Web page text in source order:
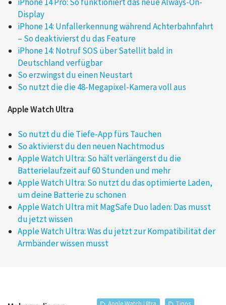
Display
iPhone 14: Unfallerkennung während Achterbahnfahrt
– So deaktivierst du das Feature
iPhone 14: Notruf SOS über Satellit bald in
Deutschland verfügbar
So erzwingst du einen Neustart
So nutzt die die 48-Megapixel-Kamera voll aus
Apple Watch Ultra
So nutzt du die Tiefe-App fürs Tauchen
So aktivierst du den neuen Nachtmodus
Apple Watch Ultra: So hält verlängerst du die
Batterielaufzeit auf 60 Stunden und mehr
Apple Watch Ultra: So nutzt du das optimierte Laden,
um deine Batterie zu schonen
Apple Watch Ultra mit MagSafe Duo laden: Das musst
du jetzt wissen
Apple Watch Ultra: Was du jetzt zur Kompatibilität der
Armbänder wissen musst